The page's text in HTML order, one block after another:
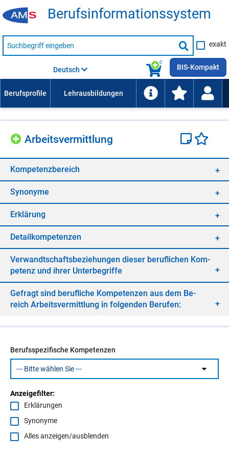
Be­rufs­in­for­ma­ti­ons­sys­tem
Suche
nach
Suche
starten
exakt
0
Deutsch BIS-Kompakt
Ar­beits­ver­mitt­lung
Kom­pe­tenz­be­reich
Syn­ony­me
Er­klä­rung
De­tail­kom­pe­ten­zen
Ver­wandt­schafts­be­zie­hun­gen die­ser be­ruf­li­chen Kom­
pe­tenz und ih­rer Un­ter­be­grif­fe
Ge­fragt sind be­ruf­li­che Kom­pe­ten­zen aus dem Be­
reich Ar­beits­ver­mitt­lung in fol­gen­den Be­ru­fen:
Berufsspezifische Kompetenzen
Anzeigefilter:
Erklärungen
Synonyme
Alles anzeigen/ausblenden